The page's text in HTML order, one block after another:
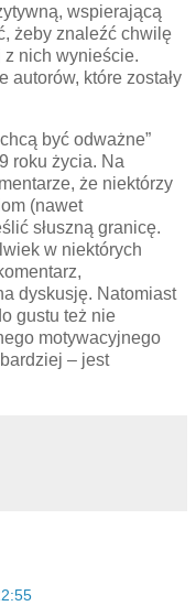
wspierającą
żeby znaleźć chwilę
nich wynieście.
autorów, które zostały
być odważne”
roku życia. Na
że niektórzy
(nawet
słuszną granicę.
w niektórych
dyskusję. Natomiast
gustu też nie
motywacyjnego
– jest